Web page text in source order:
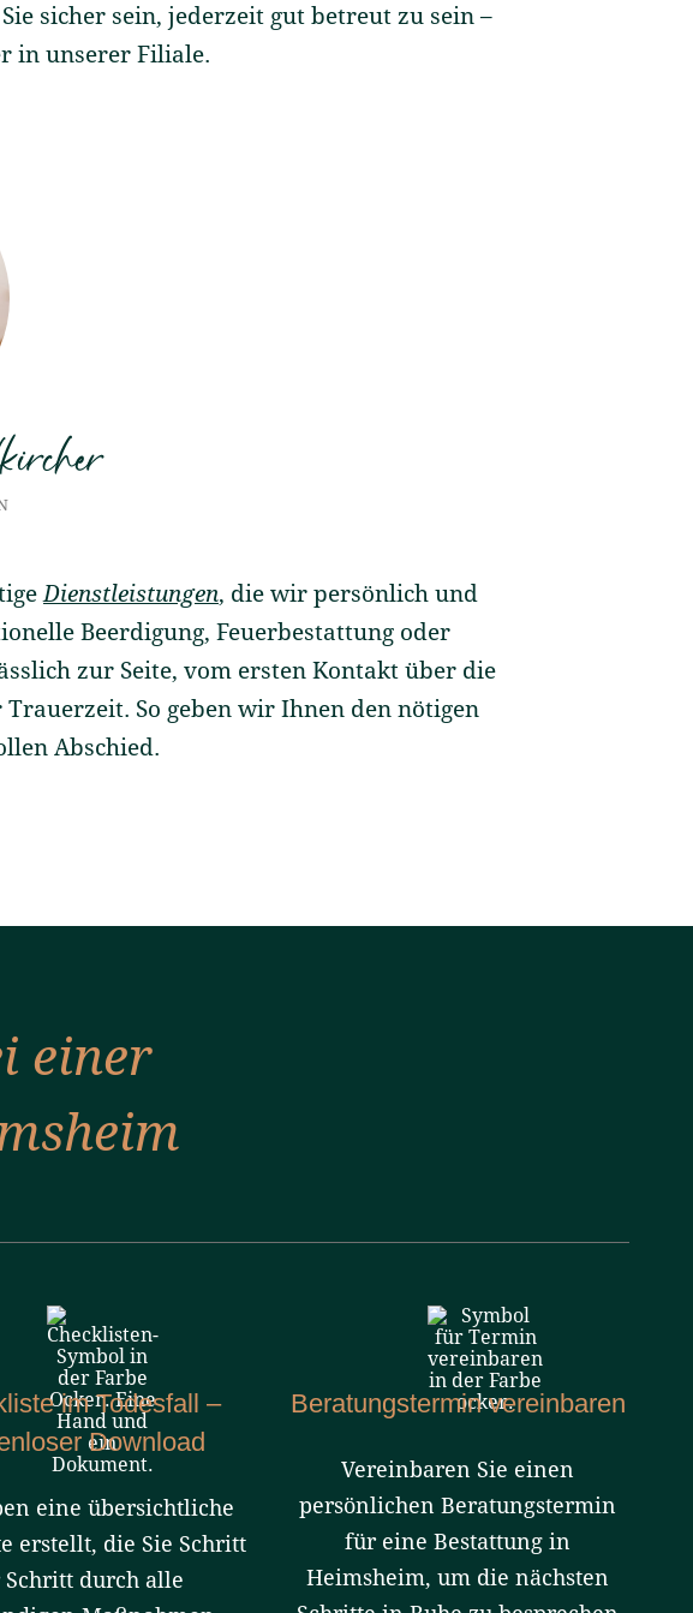
Sie sicher sein, jederzeit gut betreut zu sein –
in unserer Filiale.
Dienstleistungen, die wir persönlich und
Beerdigung, Feuerbestattung oder
zur Seite, vom ersten Kontakt über die
So geben wir Ihnen den nötigen
Abschied.
einer
im Todesfall –
Download
eine übersichtliche
erstellt, die Sie Schritt
durch alle
Beratungstermin vereinbaren
Vereinbaren Sie einen
persönlichen Beratungstermin
für eine Bestattung in
Heimsheim, um die nächsten